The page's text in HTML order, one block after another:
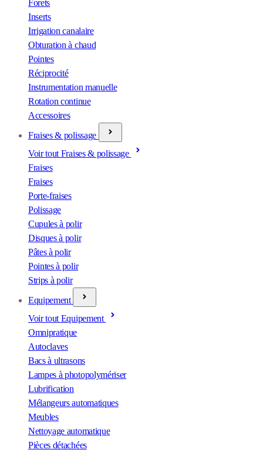
Forets
Inserts
Irrigation canalaire
Obturation à chaud
Pointes
Réciprocité
Instrumentation manuelle
Rotation continue
Accessoires
Fraises & polissage
Voir tout Fraises & polissage
Fraises
Fraises
Porte-fraises
Polissage
Cupules à polir
Disques à polir
Pâtes à polir
Pointes à polir
Strips à polir
Equipement
Voir tout Equipement
Omnipratique
Autoclaves
Bacs à ultrasons
Lampes à photopolymériser
Lubrification
Mélangeurs automatiques
Meubles
Nettoyage automatique
Pièces détachées